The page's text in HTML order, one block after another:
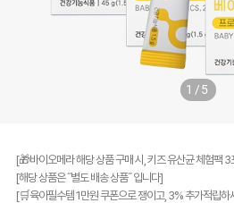
1/5
[🎁바이오메라 해당 상품 구매 시, 키즈 유산균 체험팩
[해당 상품은 ˝별도 배송 상품˝ 입니다]
[🛒육아필수템 1만원 쿠폰으로 쟁이고, 3% 추가적립